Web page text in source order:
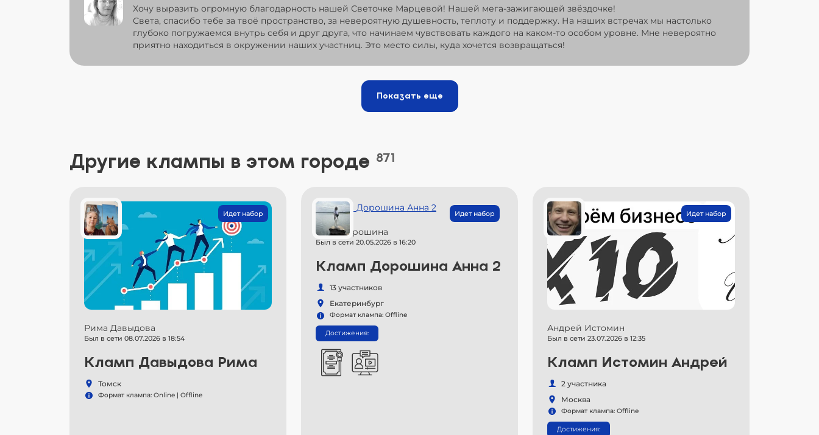
Хочу выразить огромную благодарность нашей Светочке Марцевой! Нашей мега-зажигающей звёздочке!
Света, спасибо тебе за твоё пространство, за невероятную душевность, теплоту и поддержку. На наших встречах мы настолько
глубоко погружаемся внутрь себя и друг друга, что начинаем чувствовать каждого на каком-то особом уровне. Мне невероятно
приятно находиться в окружении наших участниц. Это место силы, куда хочется возвращаться!
Показать еще
Другие клампы в этом городе 871
Идет набор
Рима Давыдова
Был в сети 08.07.2026 в 18:54
Кламп Давыдова Рима
Томск
Формат клампа: Online | Offline
Идет набор
Анна Дорошина
Был в сети 20.05.2026 в 16:20
Кламп Дорошина Анна 2
13 участников
Екатеринбург
Формат клампа: Offline
Достижения:
Идет набор
Андрей Истомин
Был в сети 23.07.2026 в 12:35
Кламп Истомин Андрей
2 участника
Москва
Формат клампа: Offline
Достижения: